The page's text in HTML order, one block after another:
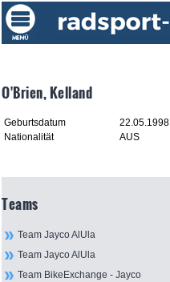
O'Brien, Kelland
Geburtsdatum
22.05.1998
Nationalität
AUS
Teams
Team Jayco AlUla
Team Jayco AlUla
Team BikeExchange - Jayco